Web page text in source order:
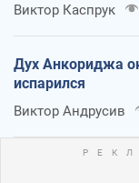
Виктор Каспрук
Дух Анкориджа
испарился
Виктор Андрусив